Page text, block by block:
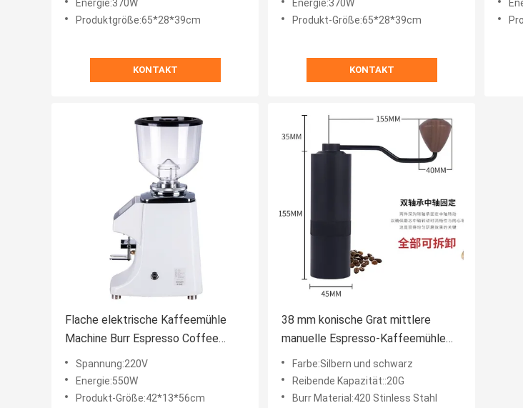
Energie:370W
Produktgröße:65*28*39cm
KONTAKT
Energie:370W
Produkt-Größe:65*28*39cm
KONTAKT
Flache elektrische Kaffeemühle
Machine Burr Espresso Coffee
Grinder Commercials
Spannung:220V
Energie:550W
Produkt-Größe:42*13*56cm
38 mm konische Grat mittlere
manuelle Espresso-Kaffeemühle
mit Walnussgriff
Farbe:Silbern und schwarz
Reibende Kapazität::20G
Burr Material:420 Stinless Stahl